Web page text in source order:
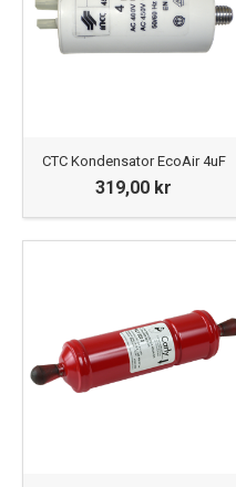
CTC Kondensator EcoAir 4uF
319,00 kr